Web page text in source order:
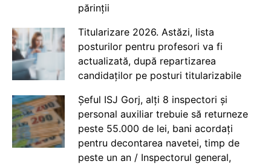
părinții
Titularizare 2026. Astăzi, lista
posturilor pentru profesori va fi
actualizată, după repartizarea
candidaților pe posturi titularizabile
Șeful ISJ Gorj, alți 8 inspectori și
personal auxiliar trebuie să returneze
peste 55.000 de lei, bani acordați
pentru decontarea navetei, timp de
peste un an / Inspectorul general,